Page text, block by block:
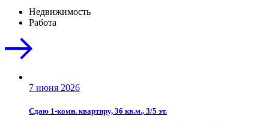
Недвижимость
Работа
7 июня 2026
Сдаю 1-комн. квартиру, 36 кв.м., 3/5 эт.